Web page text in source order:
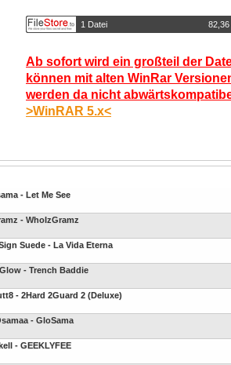
1 Datei 82,36
Ab sofort wird ein großteil der
können mit alten WinRar
werden da nicht
>WinRAR 5.x<
- Let Me See
- WhoIzGramz
Suede - La Vida Eterna
- Trench Baddie
- 2Hard 2Guard 2 (Deluxe)
- GloSama
- GEEKLYFEE